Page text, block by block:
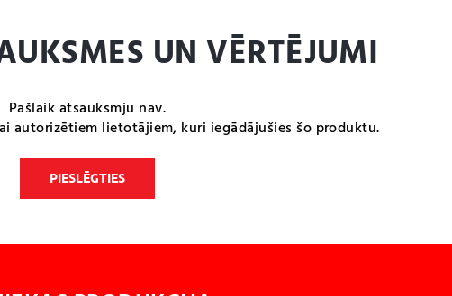
UN VĒRTĒJUMI
Pašlaik atsauksmju nav.
autorizētiem lietotājiem, kuri iegādājušies šo produktu.
PIESLĒGTIES